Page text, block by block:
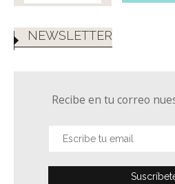
NEWSLETTER
Recibe en tu correo